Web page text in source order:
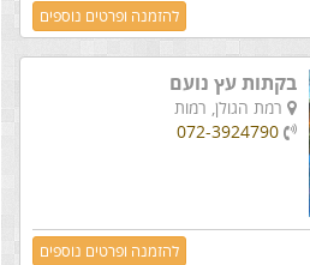
להזמנה ופרטים נוספים
בקתות עץ נועם
רמת הגולן, רמות
072-3924790
להזמנה ופרטים נוספים